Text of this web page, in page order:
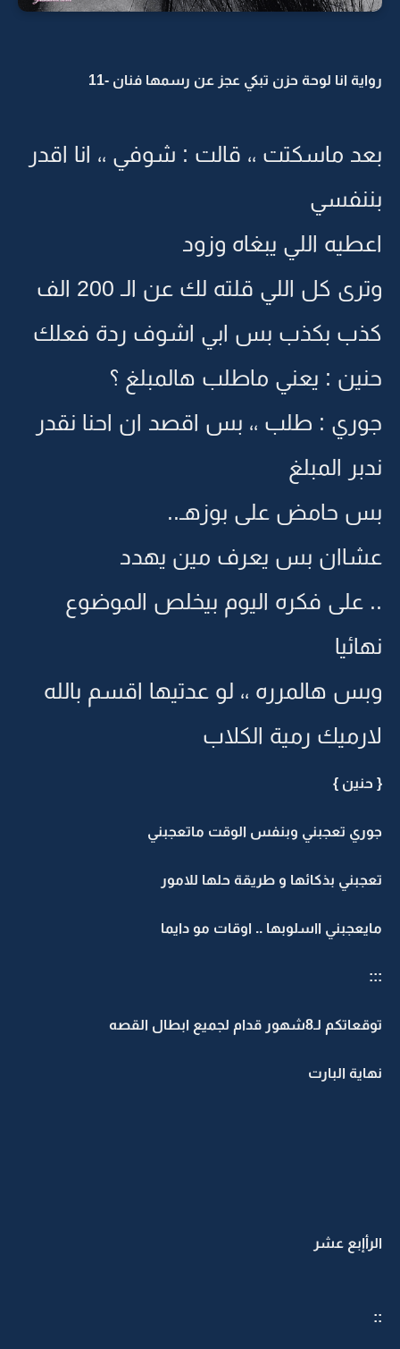
انا لوحة حزن تبكي عجز عن رسمها فنان -11
ماسكتت ،، قالت : شوفي ،، انا اقدر
اللي يبغاه وزود
كل اللي قلته لك عن الـ 200 الف
بكذب بس ابي اشوف ردة فعلك
: يعني ماطلب هالمبلغ ؟
: طلب ،، بس اقصد ان احنا نقدر
المبلغ
حامض على بوزهـ..
بس يعرف مين يهدد
على فكره اليوم بيخلص الموضوع
هالمرره ،، لو عدتيها اقسم بالله
رمية الكلاب
حنين }
تعجبني وبنفس الوقت ماتعجبني
بذكائها و طريقة حلها للامور
ااسلوبها .. اوقات مو دايما
لـ8شهور قدام لجميع ابطال القصه
البارت
عشر